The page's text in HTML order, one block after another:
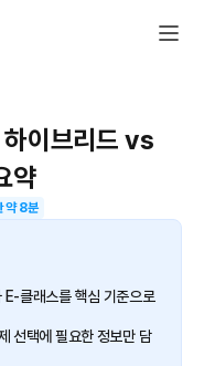
이브리드 vs
약
약8분
E-클래스를 핵심 기준으로
선택에 필요한 정보만 담